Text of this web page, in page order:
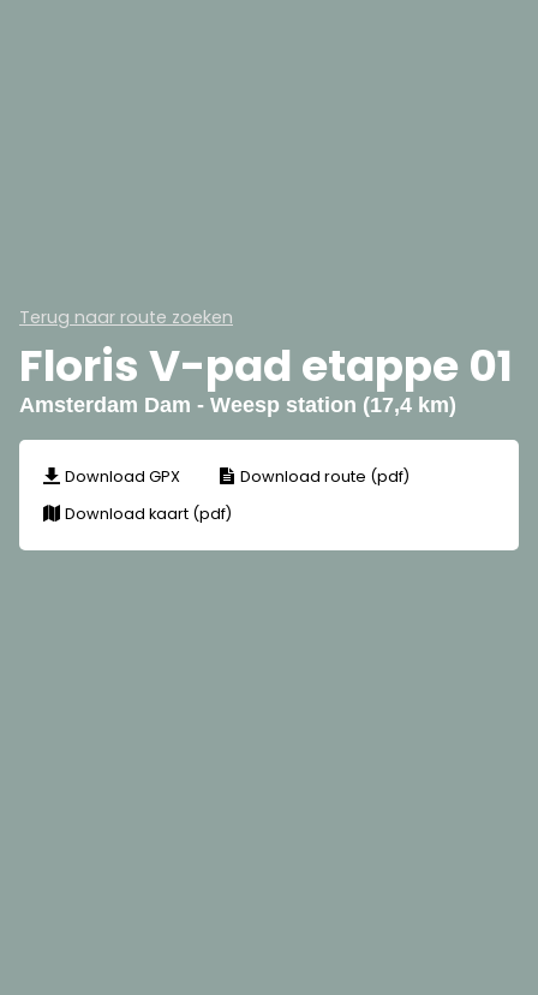
Terug naar route zoeken
Floris V-pad etappe 01
Amsterdam Dam - Weesp station (17,4 km)
Download GPX
Download route (pdf)
Download kaart (pdf)